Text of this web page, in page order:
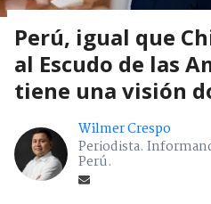
Perú, igual que
al Escudo de las
tiene una visión
Wilmer Crespo
Periodista.
Perú.